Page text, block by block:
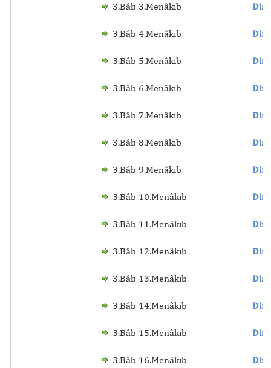
3.Bâb 3.Menâkıb
3.Bâb 4.Menâkıb
3.Bâb 5.Menâkıb
3.Bâb 6.Menâkıb
3.Bâb 7.Menâkıb
3.Bâb 8.Menâkıb
3.Bâb 9.Menâkıb
3.Bâb 10.Menâkıb
3.Bâb 11.Menâkıb
3.Bâb 12.Menâkıb
3.Bâb 13.Menâkıb
3.Bâb 14.Menâkıb
3.Bâb 15.Menâkıb
3.Bâb 16.Menâkıb